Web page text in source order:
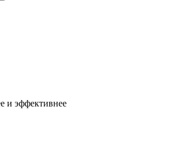
и эффективнее